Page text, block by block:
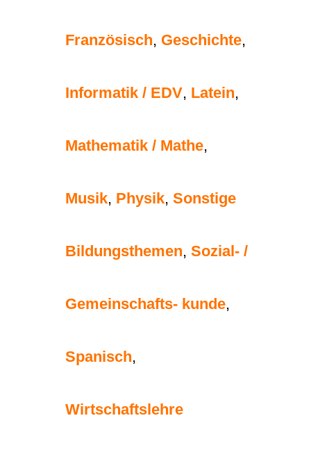
Französisch, Geschichte,
Informatik / EDV, Latein,
Mathematik / Mathe,
Musik, Physik, Sonstige
Bildungsthemen, Sozial- /
Gemeinschafts- kunde,
Spanisch,
Wirtschaftslehre